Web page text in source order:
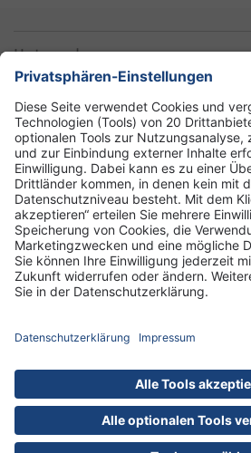
Unternehmen
Informationen
Standorte
DRK-Schwesternschaft Berlin
Impressum
Hausordnung